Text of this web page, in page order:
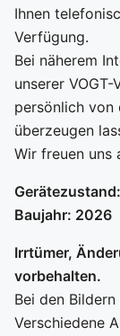
Ihnen
Verfügung.
Bei näherem
unserer
persönlich von
überzeugen
Wir freuen uns
Baujahr: 2026
Irrtümer,
vorbehalten.
Bei den
Verschiedene